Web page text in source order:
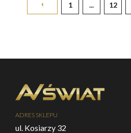
1 ... 12
ADRES SKLEPU
ul. Kosiarzy 32